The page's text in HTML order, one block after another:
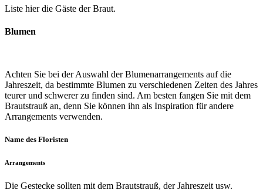
Liste hierdie Gäste der Braut.
Blumen
Achten Sie bei der Auswahl der Blumenarrangements auf die
Jahreszeit, da bestimmte Blumen zu verschiedenen Zeiten des Jahres
teurer und schwerer zu finden sind. Am besten fangen Sie mit dem
Brautstrauß an, denn Sie können ihn als Inspiration für andere
Arrangements verwenden.
Name des Floristen
Arrangements
Die Gestecke sollten mit dem Brautstrauß, der Jahreszeit usw.